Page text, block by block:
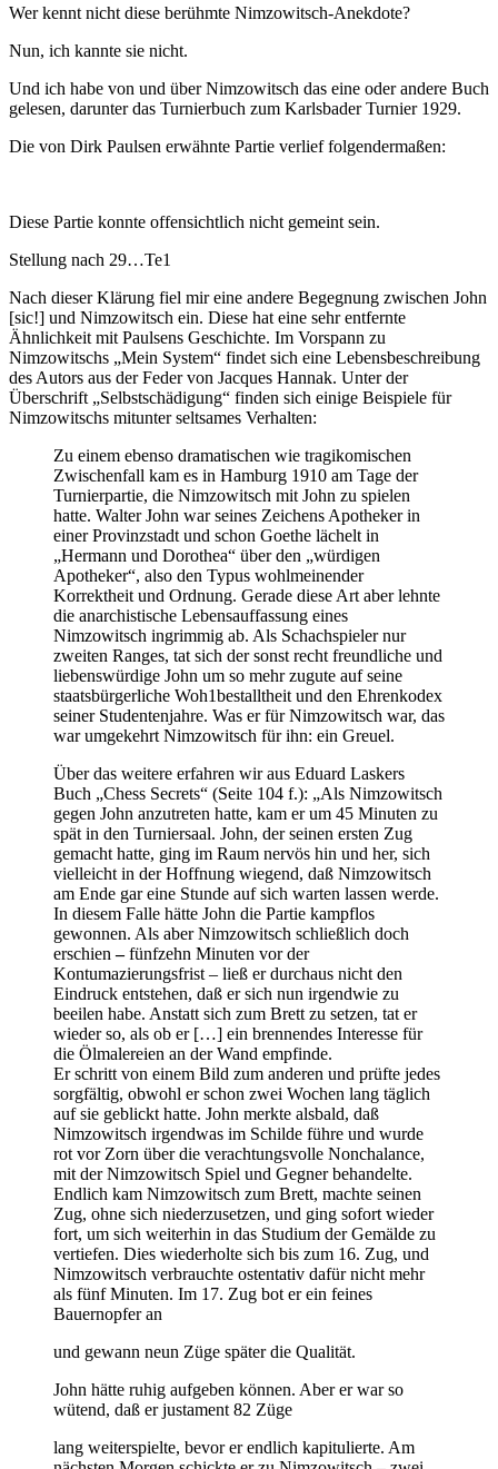
Wer kennt nicht diese berühmte Nimzowitsch-Anekdote?
Nun, ich kannte sie nicht.
Und ich habe von und über Nimzowitsch das eine oder andere Buch
gelesen, darunter das Turnierbuch zum Karlsbader Turnier 1929.
Die von Dirk Paulsen erwähnte Partie verlief folgendermaßen:
Diese Partie konnte offensichtlich nicht gemeint sein.
Stellung nach 29…Te1
Nach dieser Klärung fiel mir eine andere Begegnung zwischen John
[sic!] und Nimzowitsch ein. Diese hat eine sehr entfernte
Ähnlichkeit mit Paulsens Geschichte. Im Vorspann zu
Nimzowitschs „Mein System“ findet sich eine Lebensbeschreibung
des Autors aus der Feder von Jacques Hannak. Unter der
Überschrift „Selbstschädigung“ finden sich einige Beispiele für
Nimzowitschs mitunter seltsames Verhalten:
Zu einem ebenso dramatischen wie tragikomischen
Zwischenfall kam es in Hamburg 1910 am Tage der
Turnierpartie, die Nimzowitsch mit John zu spielen
hatte. Walter John war seines Zeichens Apotheker in
einer Provinzstadt und schon Goethe lächelt in
„Hermann und Dorothea“ über den „würdigen
Apotheker“, also den Typus wohlmeinender
Korrektheit und Ordnung. Gerade diese Art aber lehnte
die anarchistische Lebensauffassung eines
Nimzowitsch ingrimmig ab. Als Schachspieler nur
zweiten Ranges, tat sich der sonst recht freundliche und
liebenswürdige John um so mehr zugute auf seine
staatsbürgerliche Woh1bestalltheit und den Ehrenkodex
seiner Studentenjahre. Was er für Nimzowitsch war, das
war umgekehrt Nimzowitsch für ihn: ein Greuel.
Über das weitere erfahren wir aus Eduard Laskers
Buch „Chess Secrets“ (Seite 104 f.): „Als Nimzowitsch
gegen John anzutreten hatte, kam er um 45 Minuten zu
spät in den Turniersaal. John, der seinen ersten Zug
gemacht hatte, ging im Raum nervös hin und her, sich
vielleicht in der Hoffnung wiegend, daß Nimzowitsch
am Ende gar eine Stunde auf sich warten lassen werde.
In diesem Falle hätte John die Partie kampflos
gewonnen. Als aber Nimzowitsch schließlich doch
erschien–fünfzehn Minuten vor der
Kontumazierungsfrist – ließ er durchaus nicht den
Eindruck entstehen, daß er sich nun irgendwie zu
beeilen habe. Anstatt sich zum Brett zu setzen, tat er
wieder so, als ob er […] ein brennendes Interesse für
die Ölmalereien an der Wand empfinde.
Er schritt von einem Bild zum anderen und prüfte jedes
sorgfältig, obwohl er schon zwei Wochen lang täglich
auf sie geblickt hatte. John merkte alsbald, daß
Nimzowitsch irgendwas im Schilde führe und wurde
rot vor Zorn über die verachtungsvolle Nonchalance,
mit der Nimzowitsch Spiel und Gegner behandelte.
Endlich kam Nimzowitsch zum Brett, machte seinen
Zug, ohne sich niederzusetzen, und ging sofort wieder
fort, um sich weiterhin in das Studium der Gemälde zu
vertiefen. Dies wiederholte sich bis zum 16. Zug, und
Nimzowitsch verbrauchte ostentativ dafür nicht mehr
als fünf Minuten. Im 17. Zug bot er ein feines
Bauernopfer an
und gewann neun Züge später die Qualität.
John hätte ruhig aufgeben können. Aber er war so
wütend, daß er justament 82 Züge
lang weiterspielte, bevor er endlich kapitulierte. Am